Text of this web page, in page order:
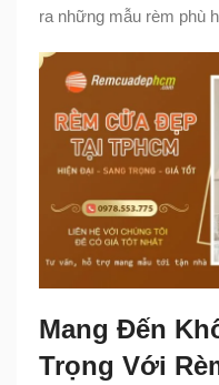
ra những mẫu rèm phù
Mang Đến
Trọng Với